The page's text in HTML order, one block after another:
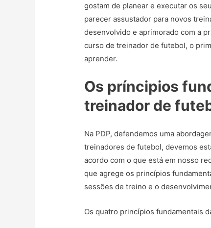
gostam de planear e executar os
parecer assustador para novos
desenvolvido e aprimorado com a
curso de treinador de futebol, o
aprender.
Os príncipios
treinador de
Na PDP, defendemos uma
treinadores de futebol, devemos
acordo com o que está em nosso
que agrege os princípios
sessões de treino e o
Os quatro princípios fundamentais